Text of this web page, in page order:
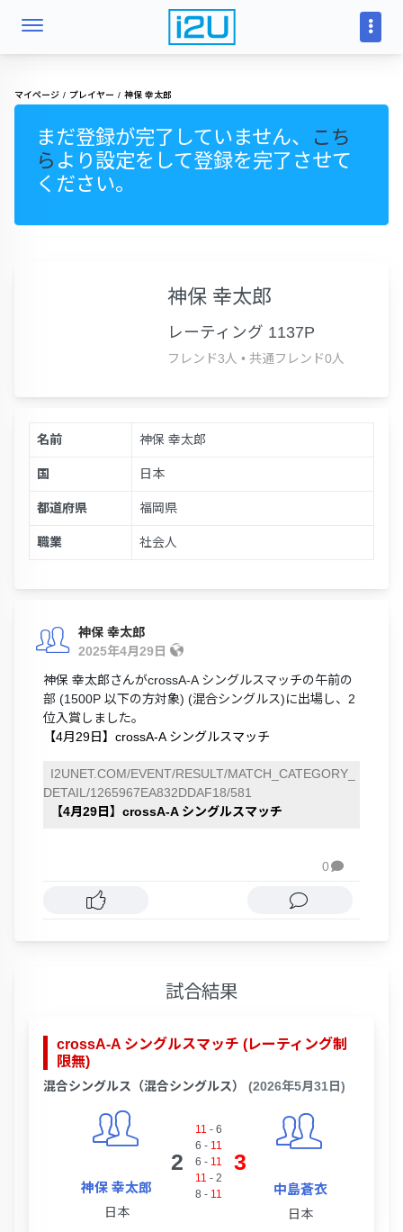
マイページ プレイヤー 神保 幸太郎
まだ登録が完了していません、
こち
ら より設定をして登録を完了させて
ください。
神保 幸太郎
レーティング 1137P
フレンド3人 • 共通フレンド0人
名前 神保 幸太郎
国 日本
都道府県 福岡県
職業 社会人
神保 幸太郎
2025年4月29日
神保 幸太郎さんがcrossA-A シングルスマッチの午前の
部 (1500P 以下の方対象) (混合シングルス)に出場し、2
位入賞しました。
【4月29日】crossA-A シングルスマッチ
I2UNET.COM/EVENT/RESULT/MATCH_CATEGORY_
DETAIL/1265967EA832DDAF18/581
【4月29日】crossA-A シングルスマッチ
0
試合結果
crossA-A シングルスマッチ (レーティング制
限無)
混合シングルス（混合シングルス） (2026年5月31日)
神保 幸太郎
日本
2
11 - 6
6 - 11
6 - 11
11 - 2
8 - 11
3
中島蒼衣
日本